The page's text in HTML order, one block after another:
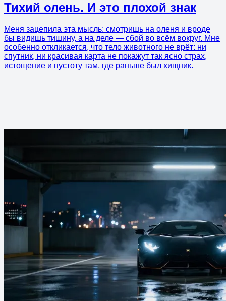
Тихий олень. И это плохой знак
Меня зацепила эта мысль: смотришь на оленя и вроде
бы видишь тишину, а на деле — сбой во всём вокруг. Мне
особенно откликается, что тело животного не врёт: ни
спутник, ни красивая карта не покажут так ясно страх,
истощение и пустоту там, где раньше был хищник.